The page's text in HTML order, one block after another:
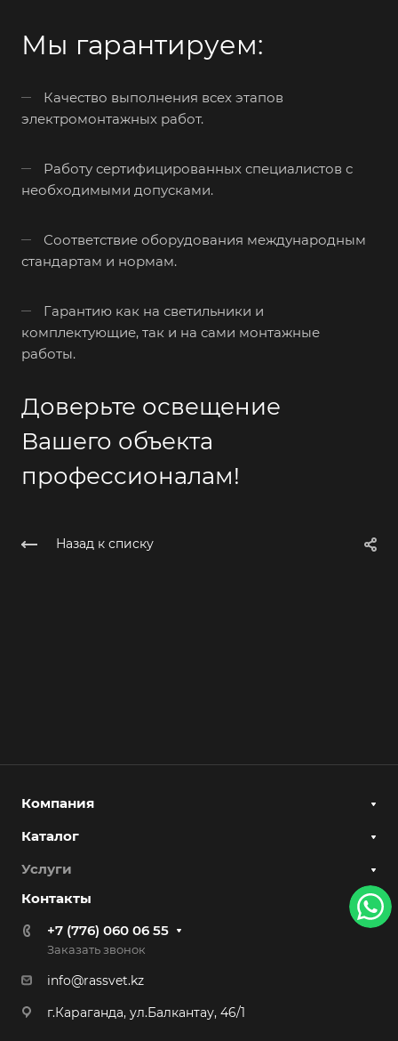
Мы гарантируем:
Качество выполнения всех этапов
электромонтажных работ.
Работу сертифицированных специалистов с
необходимыми допусками.
Соответствие оборудования международным
стандартам и нормам.
Гарантию как на светильники и
комплектующие, так и на сами монтажные
работы.
Доверьте освещение
Вашего объекта
профессионалам!
Назад к списку
Компания
Каталог
Услуги
Контакты
+7 (776) 060 06 55
Заказать звонок
info@rassvet.kz
г.Караганда, ул.Балкантау, 46/1